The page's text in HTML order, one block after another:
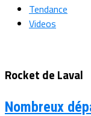
Tendance
Videos
Rocket de Laval
Nombreux